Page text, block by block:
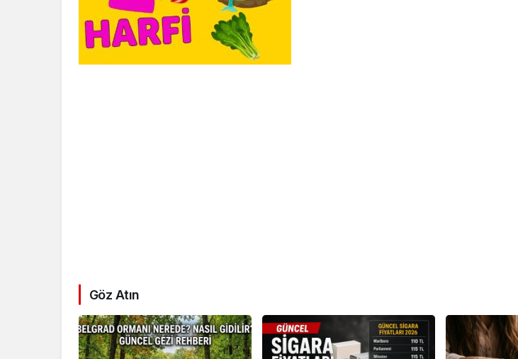
Göz Atın